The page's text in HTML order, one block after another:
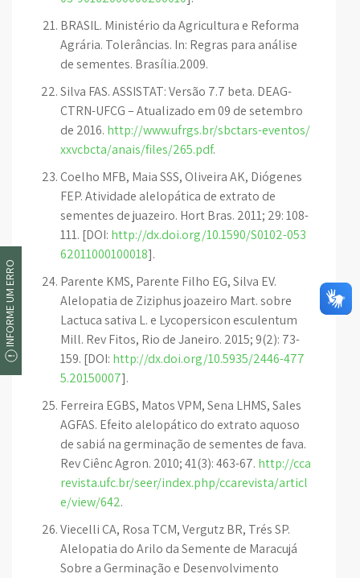
BRASIL. Ministério da Agricultura e Reforma
Agrária. Tolerâncias. In: Regras para análise
de sementes. Brasília.2009.
Silva FAS. ASSISTAT: Versão 7.7 beta. DEAG-
CTRN-UFCG – Atualizado em 09 de setembro
de 2016. http://www.ufrgs.br/sbctars-eventos/
xxvcbcta/anais/files/265.pdf.
Coelho MFB, Maia SSS, Oliveira AK, Diógenes
FEP. Atividade alelopática de extrato de
sementes de juazeiro. Hort Bras. 2011; 29: 108-
111. [DOI: http://dx.doi.org/10.1590/S0102-053
62011000100018].
Parente KMS, Parente Filho EG, Silva EV.
Alelopatia de Ziziphus joazeiro Mart. sobre
Lactuca sativa L. e Lycopersicon esculentum
Mill. Rev Fitos, Rio de Janeiro. 2015; 9(2): 73-
159. [DOI: http://dx.doi.org/10.5935/2446-477
5.20150007].
Ferreira EGBS, Matos VPM, Sena LHMS, Sales
AGFAS. Efeito alelopático do extrato aquoso
de sabiá na germinação de sementes de fava.
Rev Ciênc Agron. 2010; 41(3): 463-67. http://cca
revista.ufc.br/seer/index.php/ccarevista/articl
e/view/642.
Viecelli CA, Rosa TCM, Vergutz BR, Trés SP.
Alelopatia do Arilo da Semente de Maracujá
Sobre a Germinação e Desenvolvimento
INFORME UM ERRO